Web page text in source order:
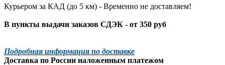
Курьером за КАД (до 5 км) - Временно не доставляем!
В пункты выдачи заказов СДЭК - от 350 руб
Подробная информация по доставке
Доставка по России наложенным платежом